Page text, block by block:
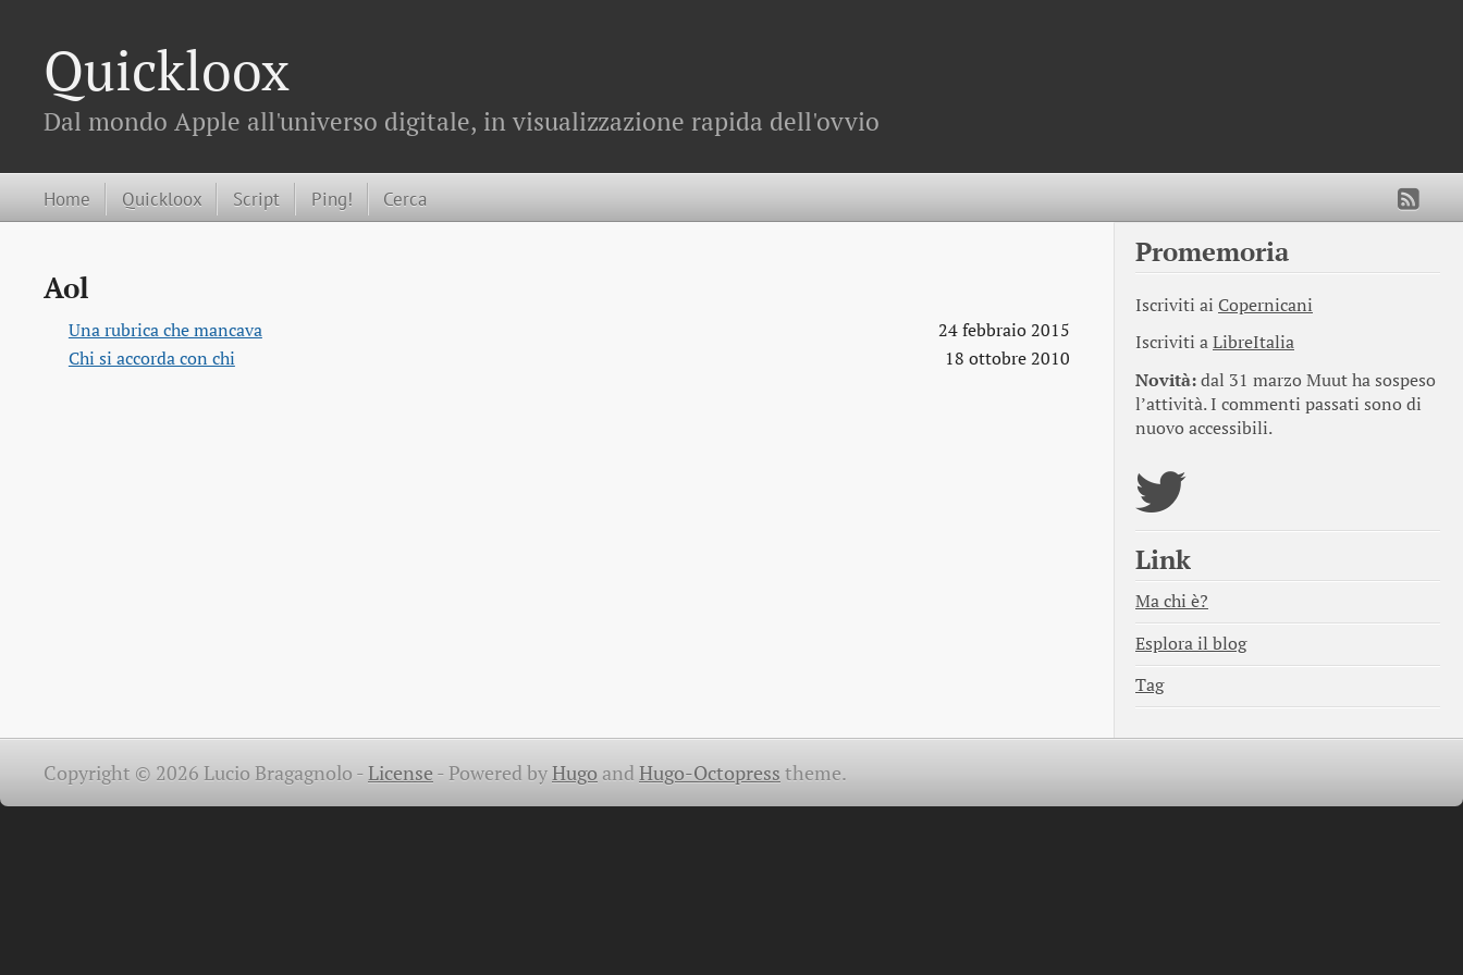
Quickloox
Dal mondo Apple all'universo digitale, in visualizzazione rapida dell'ovvio
Home Quickloox Script Ping! Cerca
Aol
Una rubrica che mancava
24 febbraio 2015
Chi si accorda con chi
18 ottobre 2010
Promemoria
Iscriviti ai Copernicani
Iscriviti aLibreItalia
Novità:dal 31 marzo Muut ha sospeso
l’attività. I commenti passati sono di
nuovo accessibili.
Link
Ma chi è?
Esplora il blog
Tag
Copyright © 2026 Lucio Bragagnolo -License -Powered byHugoandHugo-Octopress theme.